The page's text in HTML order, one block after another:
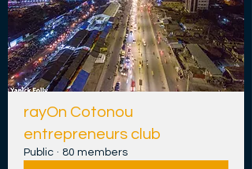
rayOn Cotonou
entrepreneurs club
Public · 80 members